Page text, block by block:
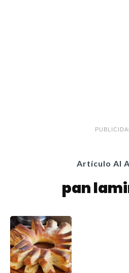
Artículo Al
pan